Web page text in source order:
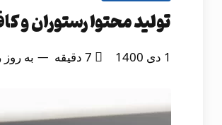
تولید محتوا رستوران و
1 دی 1400 7 دقیقه به